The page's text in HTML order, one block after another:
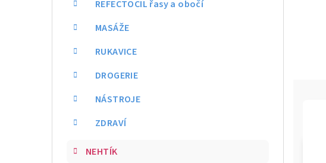
REFECTOCIL řasy a obočí
MASÁŽE
RUKAVICE
DROGERIE
NÁSTROJE
ZDRAVÍ
NEHTÍK